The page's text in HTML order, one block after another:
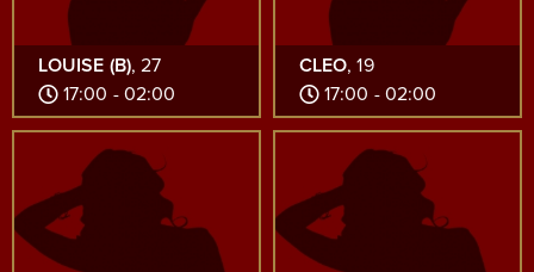
LOUISE (B), 27
17:00 - 02:00
CLEO, 19
17:00 - 02:00